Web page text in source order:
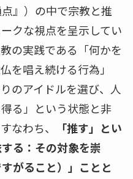
』）の中で宗教と推
クな視点を呈示してい
の実践である「何かを
を唱え続ける行為」
のアイドルを選び、人
る」という状態と非
なわち、
「推す」とい
る：その対象を崇
がること）」ことと